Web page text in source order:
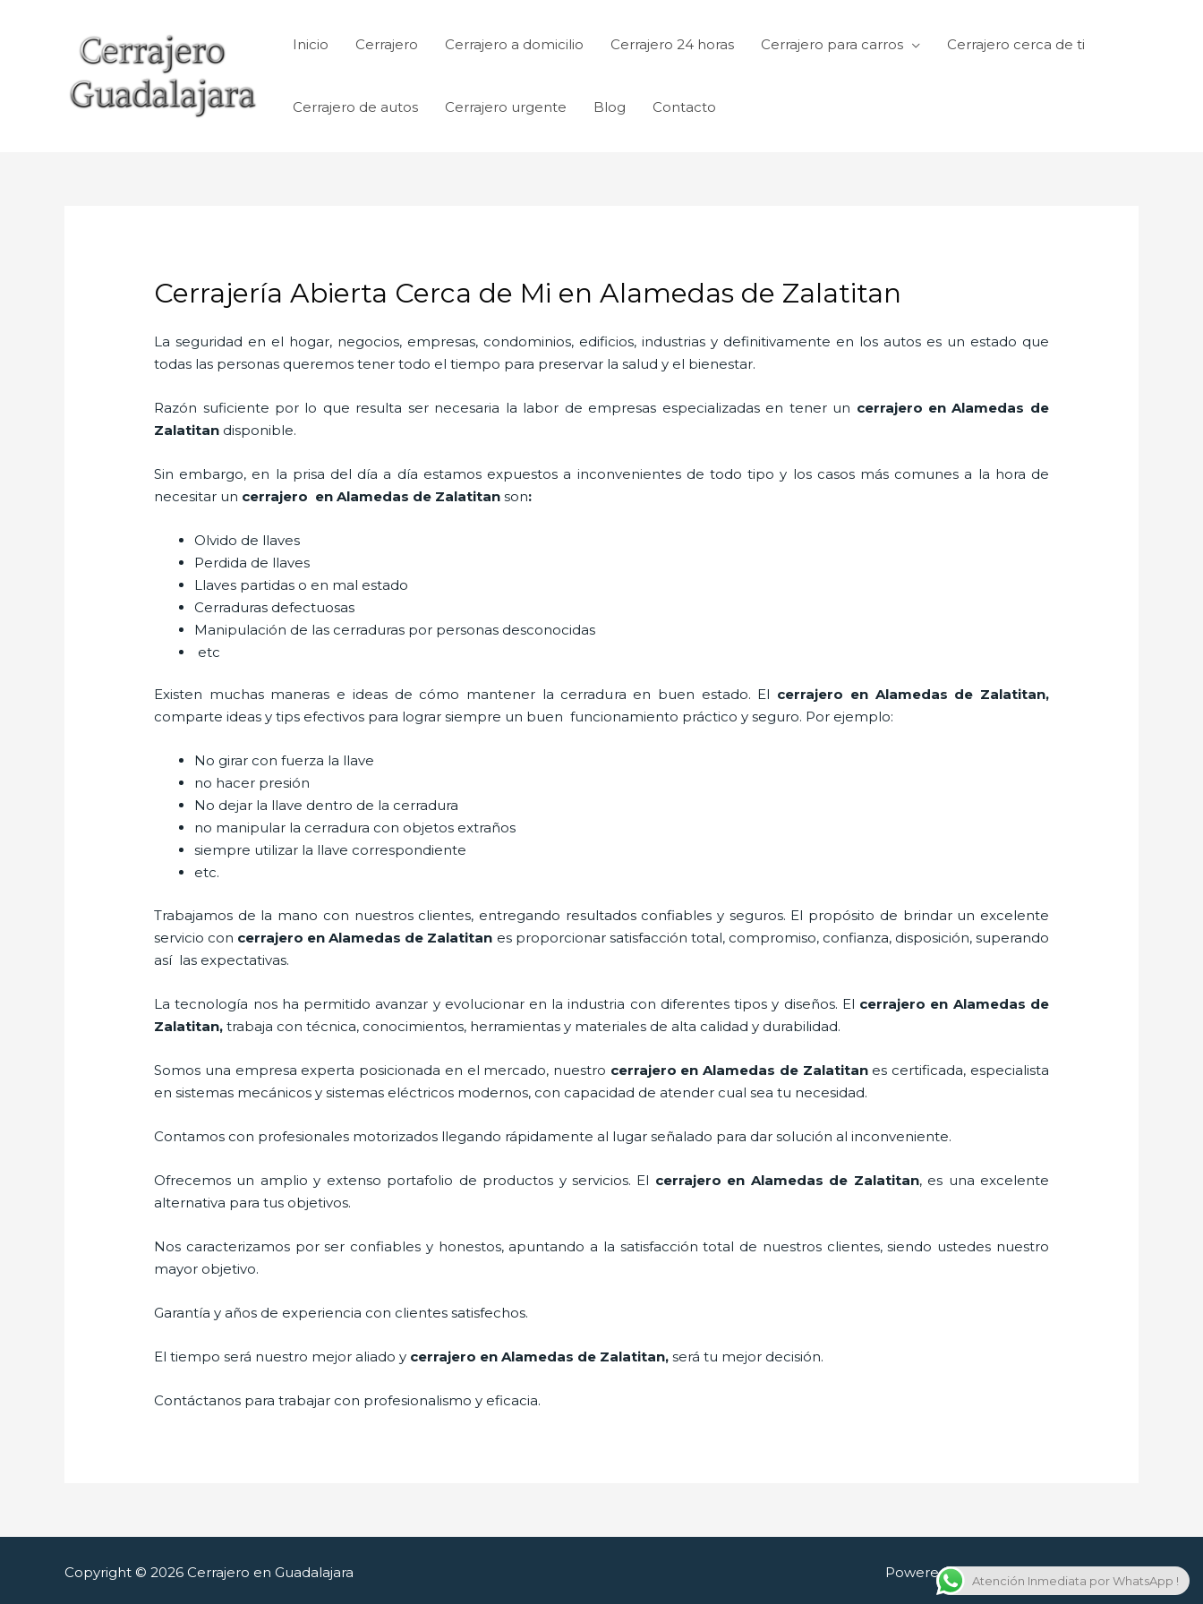
Inicio Cerrajero Cerrajero a domicilio Cerrajero 24 horas Cerrajero para carros Cerrajero cerca de ti
Cerrajero de autos Cerrajero urgente Blog Contacto
Cerrajería Abierta Cerca de Mi en Alamedas de Zalatitan
La seguridad en el hogar, negocios, empresas, condominios, edificios, industrias y definitivamente en los autos es un estado que
todas las personas queremos tener todo el tiempo para preservar la salud y el bienestar.
Razón suficiente por lo que resulta ser necesaria la labor de empresas especializadas en tener un cerrajero en Alamedas de
Zalatitan disponible.
Sin embargo, en la prisa del día a día estamos expuestos a inconvenientes de todo tipo y los casos más comunes a la hora de
necesitar un cerrajero en Alamedas de Zalatitan son:
Olvido de llaves
Perdida de llaves
Llaves partidas o en mal estado
Cerraduras defectuosas
Manipulación de las cerraduras por personas desconocidas
etc
Existen muchas maneras e ideas de cómo mantener la cerradura en buen estado. El cerrajero en Alamedas de Zalatitan,
comparte ideas y tips efectivos para lograr siempre un buen funcionamiento práctico y seguro. Por ejemplo:
No girar con fuerza la llave
no hacer presión
No dejar la llave dentro de la cerradura
no manipular la cerradura con objetos extraños
siempre utilizar la llave correspondiente
etc.
Trabajamos de la mano con nuestros clientes, entregando resultados confiables y seguros. El propósito de brindar un excelente
servicio con cerrajero en Alamedas de Zalatitan es proporcionar satisfacción total, compromiso, confianza, disposición, superando
así las expectativas.
La tecnología nos ha permitido avanzar y evolucionar en la industria con diferentes tipos y diseños. El cerrajero en Alamedas de
Zalatitan,trabaja con técnica, conocimientos, herramientas y materiales de alta calidad y durabilidad.
Somos una empresa experta posicionada en el mercado, nuestro cerrajero en Alamedas de Zalatitanes certificada, especialista
en sistemas mecánicos y sistemas eléctricos modernos, con capacidad de atender cual sea tu necesidad.
Contamos con profesionales motorizados llegando rápidamente al lugar señalado para dar solución al inconveniente.
Ofrecemos un amplio y extenso portafolio de productos y servicios. El cerrajero en Alamedas de Zalatitan, es una excelente
alternativa para tus objetivos.
Nos caracterizamos por ser confiables y honestos, apuntando a la satisfacción total de nuestros clientes, siendo ustedes nuestro
mayor objetivo.
Garantía y años de experiencia con clientes satisfechos.
El tiempo será nuestro mejor aliado y cerrajero en Alamedas de Zalatitan,será tu mejor decisión.
Contáctanos para trabajar con profesionalismo y eficacia.
Copyright © 2026 Cerrajero en Guadalajara Powered by Cerrajero en Guadalajara
Atención Inmediata por WhatsApp !